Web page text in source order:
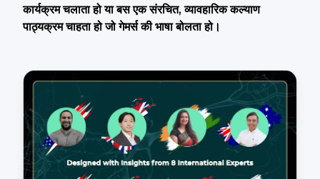
कार्यक्रम चलाता हो या बस एक संरचित, व्यावहारिक कल्याण
पाठ्यक्रम चाहता हो जो गेमर्स की भाषा बोलता हो।